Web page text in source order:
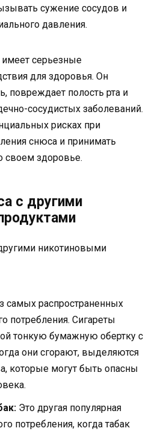
сужение сосудов и
давления.
серьезные
для здоровья. Он
повреждает полость рта и
сосудистых заболеваний.
рисках при
снюса и принимать
своем здоровье.
с другими
самых распространенных
потребления. Сигареты
тонкую бумажную обертку с
они сгорают, выделяются
которые могут быть опасны
Это другая популярная
потребления, когда табак